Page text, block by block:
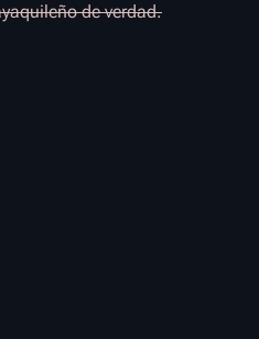
de verdad.